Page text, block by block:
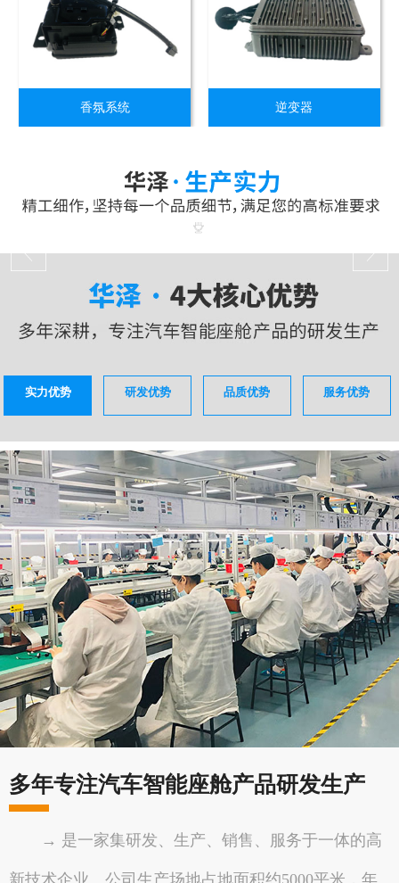
香氛系统 逆变器
实力优势 研发优势 品质优势 服务优势
多年专注汽车智能座舱产品研发生产
→ 是一家集研发、生产、销售、服务于一体的高